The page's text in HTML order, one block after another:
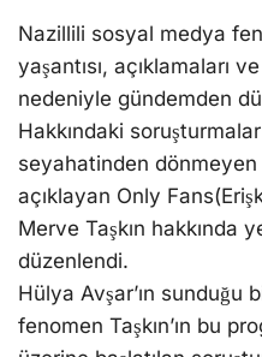
Nazillili sosyal medya
yaşantısı, açıklamaları
nedeniyle gündemden
Hakkındaki
seyahatinden dönmeyen
açıklayan Only
Merve Taşkın hakkında
düzenlendi.
Hülya Avşar’ın sunduğu
fenomen Taşkın’ın bu